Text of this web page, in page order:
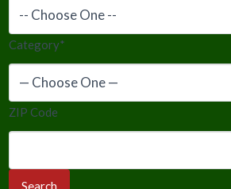
Category*
ZIP Code